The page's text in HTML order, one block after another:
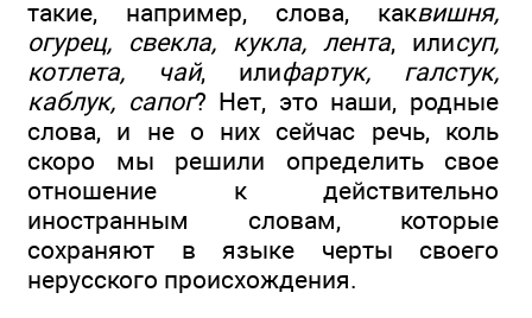
такие, например, слова, каквишня,
огурец, свекла, кукла, лента, илисуп,
котлета, чай, илифартук, галстук,
каблук, сапог? Нет, это наши, родные
слова, и не о них сейчас речь, коль
скоро мы решили определить свое
отношение к действительно
иностранным словам, которые
сохраняют в языке черты своего
нерусского происхождения.